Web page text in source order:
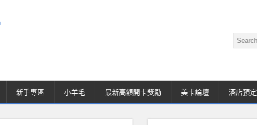
新手專區 小羊毛 最新高額開卡獎勵 美卡論壇 酒店預定